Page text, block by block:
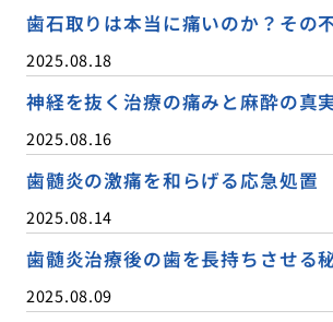
歯石取りは本当に痛いのか？その
2025.08.18
神経を抜く治療の痛みと麻酔の真
2025.08.16
歯髄炎の激痛を和らげる応急処置
2025.08.14
歯髄炎治療後の歯を長持ちさせる
2025.08.09